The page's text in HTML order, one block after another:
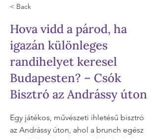
< Back
Hova vidd a párod, ha
igazán különleges
randihelyet keresel
Budapesten? – Csók
Bisztró az Andrássy úton
Egy játékos, művészeti ihletésű bisztró
az Andrássy úton, ahol a brunch egész